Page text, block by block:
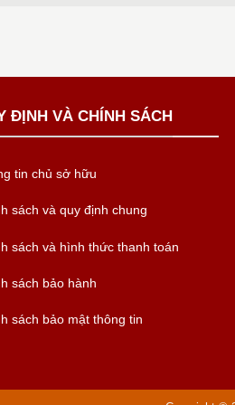
ĐỊNH VÀ CHÍNH SÁCH
tin chủ sở hữu
sách và quy định chung
sách và hình thức thanh toán
sách bảo hành
sách bảo mật thông tin